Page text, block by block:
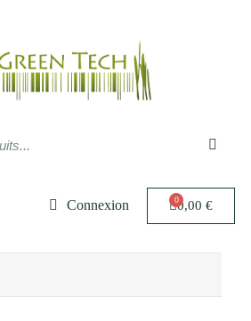
Connexion 0,00 €